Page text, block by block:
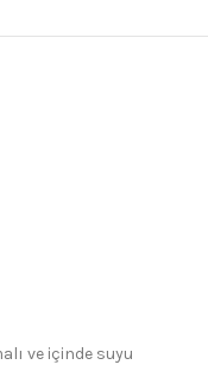
ve içinde suyu